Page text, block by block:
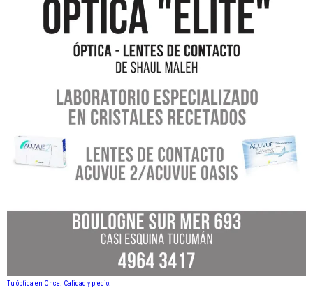
Tu óptica en Once. Calidad y precio.